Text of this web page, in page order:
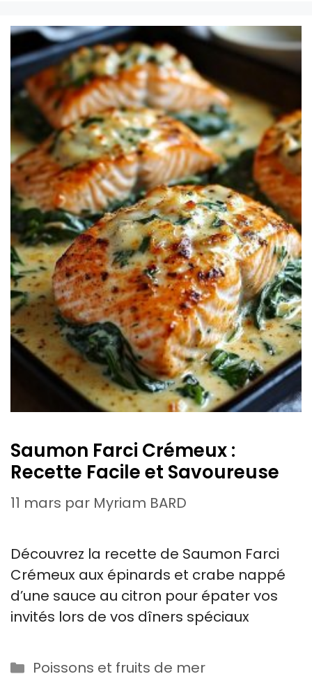
Saumon Farci Crémeux :
Recette Facile et Savoureuse
11 mars par Myriam BARD
Découvrez la recette de Saumon Farci
Crémeux aux épinards et crabe nappé
d’une sauce au citron pour épater vos
invités lors de vos dîners spéciaux
Catégories
Poissons et fruits de mer